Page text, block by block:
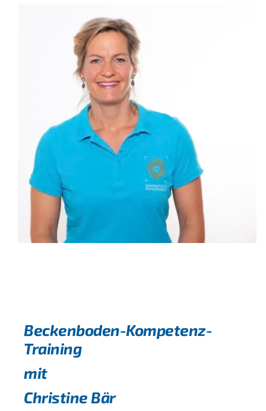
Beckenboden-Kompetenz-
Training
mit
Christine Bär